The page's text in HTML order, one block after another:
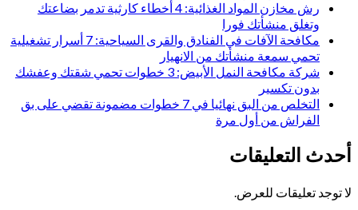
رش مخازن المواد الغذائية: 4 أخطاء كارثية تدمر بضاعتك
وتغلق منشأتك فورا
مكافحة الآفات في الفنادق والقرى السياحية: 7 أسرار تشغيلية
تحمي سمعة منشأتك من الانهيار
شركة مكافحة النمل الأبيض: 3 خطوات تحمي شقتك وعفشك
بدون تكسير
التخلص من البق نهائيا في 7 خطوات مضمونة تقضي على بق
الفراش من أول مرة
أحدث التعليقات
لا توجد تعليقات للعرض.